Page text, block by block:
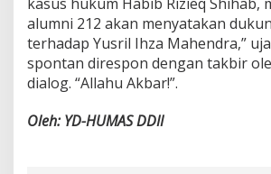
alumni 212 akan menyatakan
terhadap Yusril Ihza Mahendra,”
spontan direspon dengan takbir
dialog. “Allahu Akbar!”.
Oleh: YD-HUMAS DDII